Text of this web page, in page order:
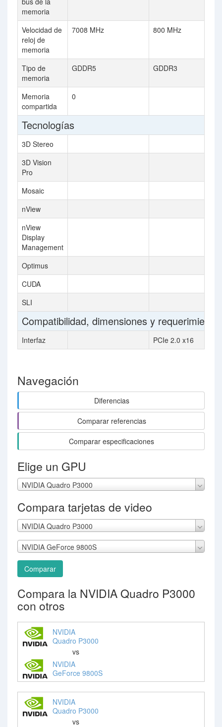
memoria
Velocidad de
reloj de
memoria
7008 MHz 800 MHz
Tipo de
memoria
GDDR5 GDDR3
Memoria
compartida
0
Tecnologías
3D Stereo
3D Vision
Pro
Mosaic
nView
nView
Display
Management
Optimus
CUDA
SLI
Compatibilidad, dimensiones y
Interfaz PCIe 2.0 x16
Navegación
Diferencias
Comparar referencias
Comparar especificaciones
Elige un GPU
NVIDIA Quadro P3000
Compara tarjetas de video
NVIDIA Quadro P3000
NVIDIA GeForce 9800S
Comparar
Compara la NVIDIA Quadro P3000
con otros
NVIDIA
Quadro P3000
vs
NVIDIA
GeForce 9800S
NVIDIA
Quadro P3000
vs